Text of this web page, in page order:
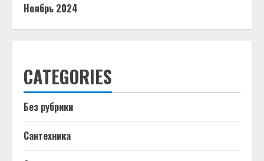
Ноябрь 2024
CATEGORIES
Без рубрики
Сантехника